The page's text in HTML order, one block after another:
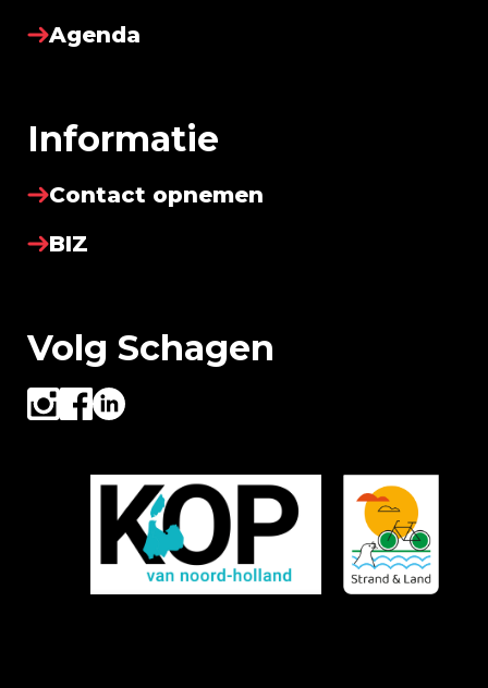
Agenda
Informatie
Contact opnemen
BIZ
Volg Schagen